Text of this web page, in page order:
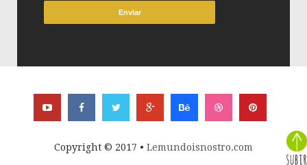
Copyright © 2017 • Lemundoisnostro.com